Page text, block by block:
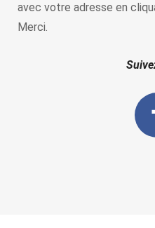
avec votre adresse en
Merci.